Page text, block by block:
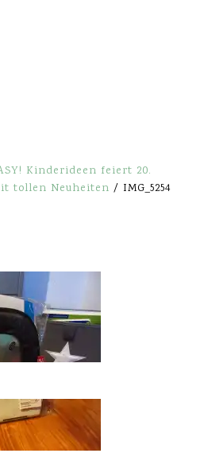
Kinderideen feiert 20.
tollen Neuheiten / IMG_5254